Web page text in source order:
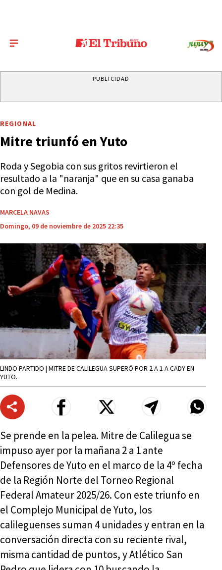
PUBLICIDAD
REGIONAL
Mitre triunfó en Yuto
Roda y Segobia con sus gritos revirtieron el
resultado a la "naranja" que en su casa ganaba
con gol de Medina.
MARCELA NAVAS
Domingo, 09 de noviembre de 2025 22:35
LINDO PARTIDO | MITRE DE CALILEGUA SUPERÓ POR 2 A 1 A CADY EN
YUTO.
Se prende en la pelea. Mitre de Calilegua se
impuso ayer por la mañana 2 a 1 ante
Defensores de Yuto en el marco de la 4º fecha
de la Región Norte del Torneo Regional
Federal Amateur 2025/26. Con este triunfo en
el Complejo Municipal de Yuto, los
calileguenses suman 4 unidades y entran en la
conversación directa con su reciente rival,
misma cantidad de puntos, y Atlético San